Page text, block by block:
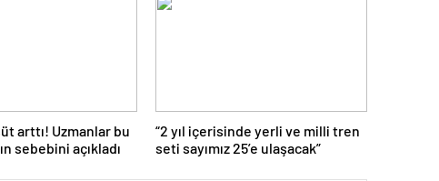
arttı! Uzmanlar bu
sebebini açıkladı
“2 yıl içerisinde yerli ve milli tren
seti sayımız 25’e ulaşacak”